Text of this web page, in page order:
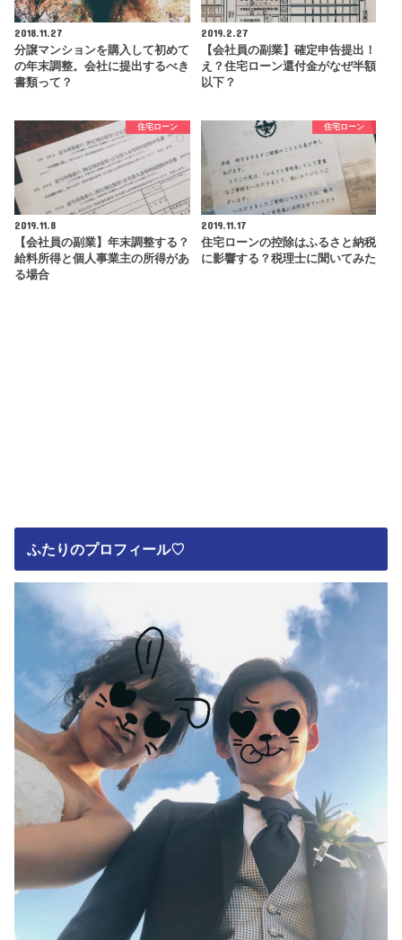
2018.11.27
分譲マンションを購入して初めて
の年末調整。会社に提出するべき
書類って？
2019.2.27
【会社員の副業】確定申告提出！
え？住宅ローン還付金がなぜ半額
以下？
住宅ローン
2019.11.8
【会社員の副業】年末調整する？
給料所得と個人事業主の所得があ
る場合
住宅ローン
2019.11.17
住宅ローンの控除はふるさと納税
に影響する？税理士に聞いてみた
ふたりのプロフィール♡